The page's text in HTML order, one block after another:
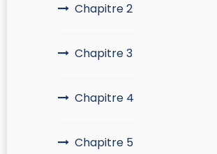
Chapitre 2
Chapitre 3
Chapitre 4
Chapitre 5